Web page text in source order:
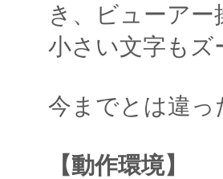
き、ビューア
小さい文字も
今までとは違
【動作環境】